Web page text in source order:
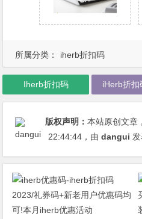
所属分类： iherb折扣码
Iherb折扣码 iHerb折扣
版权声明：本站原创文章
22:44:44 ，由dangui